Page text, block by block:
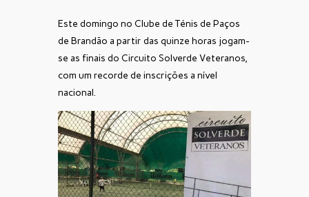
Este domingo no Clube de Ténis de Paços
de Brandão a partir das quinze horas jogam-
se as finais do Circuito Solverde Veteranos,
com um recorde de inscrições a nível
nacional.